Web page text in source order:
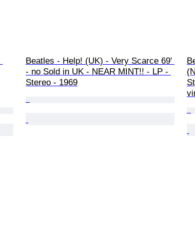
Beatles - Help! (UK) - Very Scarce 69'
- no Sold in UK - NEAR MINT!! - LP -
Stereo - 1969